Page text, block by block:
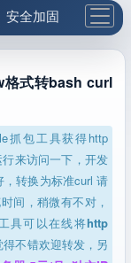
安全加固
IP与域名
更多工具
式转bash curl
抓包工具获得http
来访问一下，开发
转换为标准curl 请
间，稍微有不对，
具可以在线将http
得不错欢迎转发，另